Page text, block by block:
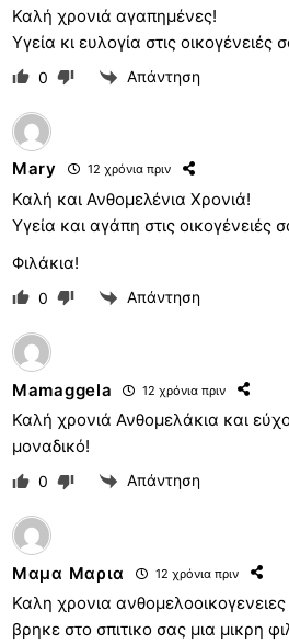
Καλή χρονιά αγαπημένες!
Υγεία κι ευλογία στις οικογένειές
0 Απάντηση
Mary 12 χρόνια πριν
Καλή και Ανθομελένια Χρονιά!
Υγεία και αγάπη στις οικογένειές
Φιλάκια!
0 Απάντηση
Mamaggela 12 χρόνια πριν
Καλή χρονιά Ανθομελάκια και
μοναδικό!
0 Απάντηση
Μαμα Μαρια 12 χρόνια πριν
Καλη χρoνια
βρηκε στo σπιτικo σας μια μικρη